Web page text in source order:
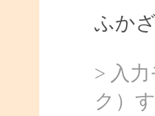
ふか
> 入
ク）